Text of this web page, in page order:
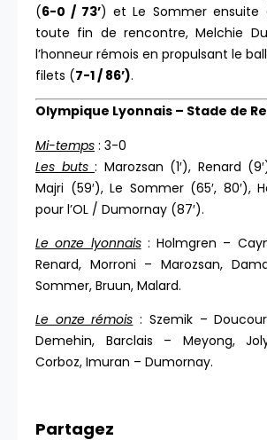
(6-0 / 73’) et Le Sommer ensuite
toute fin de rencontre, Melchie
l’honneur rémois en propulsant le
filets (7-1 / 86’).
Olympique Lyonnais – Stade de
Mi-temps : 3-0
Les buts : Marozsan (1′), Renard
Majri (59′), Le Sommer (65′, 80′),
pour l’OL / Dumornay (87′).
Le onze lyonnais: Holmgren –
Renard, Morroni – Marozsan,
Sommer, Bruun, Malard.
Le onze rémois : Szemik –
Demehin, Barclais – Meyong,
Corboz, Imuran – Dumornay.
Partagez